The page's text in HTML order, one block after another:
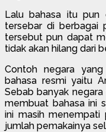
Lalu bahasa itu pun
tersebar di berbagai
tersebut pun dapat
tidak akan hilang dari
Contoh negara
bahasa resmi yaitu
Sebab banyak
membuat bahasa ini
ini masih menempati
jumlah pemakainya